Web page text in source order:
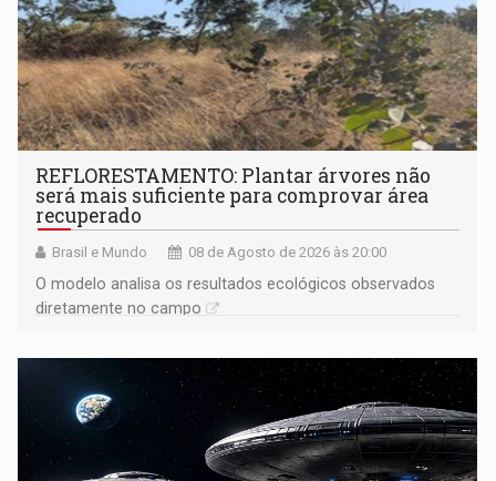
REFLORESTAMENTO: Plantar árvores não
será mais suficiente para comprovar área
recuperado
Brasil e Mundo 08 de Agosto de 2026 às 20:00
O modelo analisa os resultados ecológicos observados
diretamente no campo